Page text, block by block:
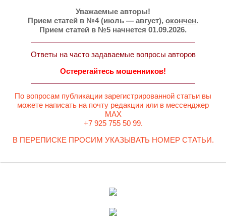
Уважаемые авторы!
Прием статей в №4 (июль — август), окончен.
Прием статей в №5 начнется 01.09.2026.
Ответы на часто задаваемые вопросы авторов
Остерегайтесь мошенников!
По вопросам публикации зарегистрированной статьи вы
можете написать на почту редакции или в мессенджер
MAX
+7 925 755 50 99.
В ПЕРЕПИСКЕ ПРОСИМ УКАЗЫВАТЬ НОМЕР СТАТЬИ.